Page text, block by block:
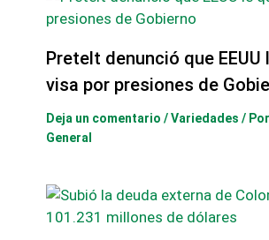
Pretelt denunció que EEUU
visa por presiones de
Deja un comentario /Variedades / Por
General